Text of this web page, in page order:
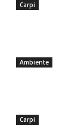
Carpi
Ambiente
Carpi